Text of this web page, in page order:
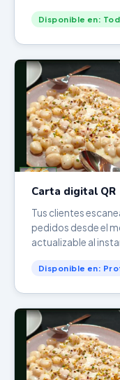
Disponible en:
Carta digital QR
Tus clientes
pedidos desde el
actualizable al
Disponible en: